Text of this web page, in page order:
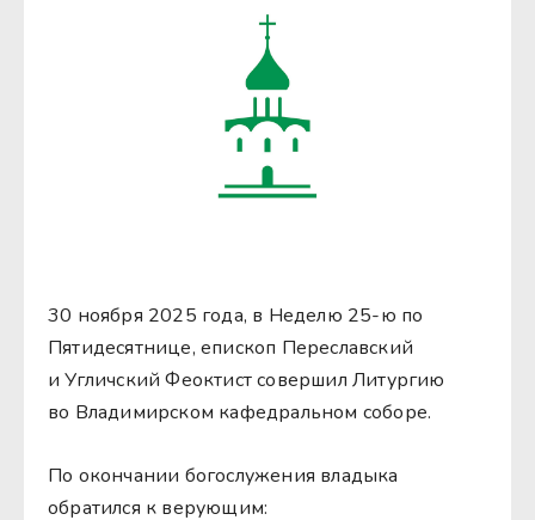
30 ноября 2025 года, в Неделю 25-ю по
Пятидесятнице, епископ Переславский
и Угличский Феоктист совершил Литургию
во Владимирском кафедральном соборе.
По окончании богослужения владыка
обратился к верующим: